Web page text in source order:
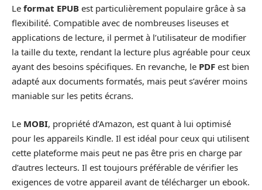
Le format EPUB est particulièrement populaire grâce à sa
flexibilité. Compatible avec de nombreuses liseuses et
applications de lecture, il permet à l’utilisateur de modifier
la taille du texte, rendant la lecture plus agréable pour ceux
ayant des besoins spécifiques. En revanche, le PDF est bien
adapté aux documents formatés, mais peut s’avérer moins
maniable sur les petits écrans.
Le MOBI, propriété d’Amazon, est quant à lui optimisé
pour les appareils Kindle. Il est idéal pour ceux qui utilisent
cette plateforme mais peut ne pas être pris en charge par
d’autres lecteurs. Il est toujours préférable de vérifier les
exigences de votre appareil avant de télécharger un ebook.